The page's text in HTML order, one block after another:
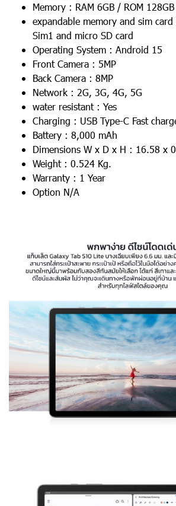
Memory : RAM 6GB / ROM 128GB
expandable memory and sim
Sim1 and micro SD card
Operating System : Android 15
Front Camera : 5MP
Back Camera : 8MP
Network : 2G, 3G, 4G, 5G
water resistant : Yes
Charging : USB Type-C Fast
Battery : 8,000 mAh
Dimensions W x D x H : 16.58 x
Weight : 0.524 Kg.
Warranty : 1 Year
Option N/A